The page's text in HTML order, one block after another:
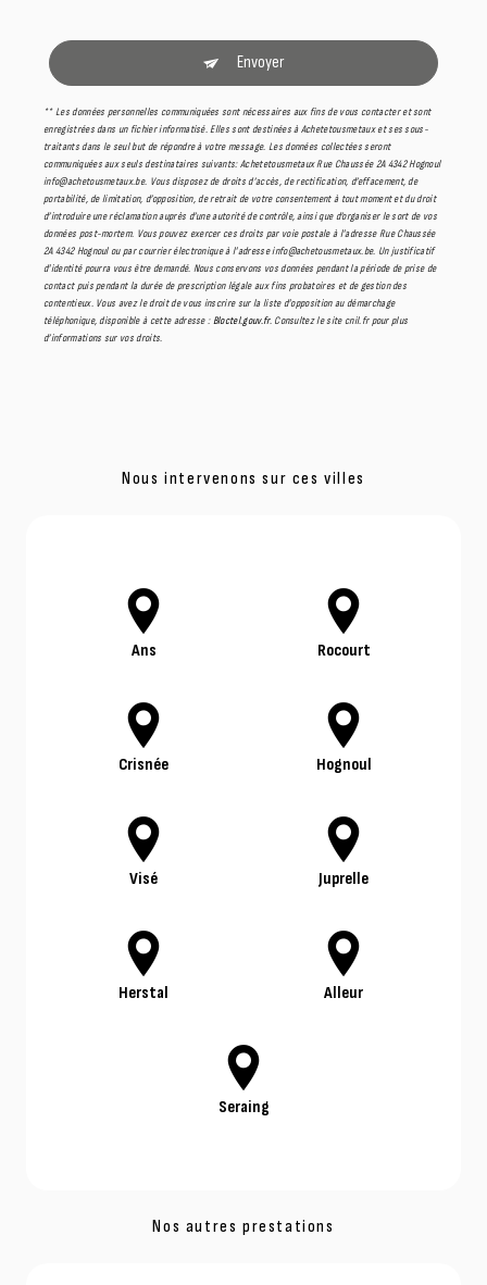
Envoyer
** Les données personnelles communiquées sont nécessaires aux fins de vous contacter et sont
enregistrées dans un fichier informatisé. Elles sont destinées à Achetetousmetaux et ses sous-
traitants dans le seul but de répondre à votre message. Les données collectées seront
communiquées aux seuls destinataires suivants: Achetetousmetaux Rue Chaussée 2A 4342 Hognoul
info@achetousmetaux.be. Vous disposez de droits d’accès, de rectification, d’effacement, de
portabilité, de limitation, d’opposition, de retrait de votre consentement à tout moment et du droit
d’introduire une réclamation auprès d’une autorité de contrôle, ainsi que d’organiser le sort de vos
données post-mortem. Vous pouvez exercer ces droits par voie postale à l'adresse Rue Chaussée
2A 4342 Hognoul ou par courrier électronique à l'adresse info@achetousmetaux.be. Un justificatif
d'identité pourra vous être demandé. Nous conservons vos données pendant la période de prise de
contact puis pendant la durée de prescription légale aux fins probatoires et de gestion des
contentieux. Vous avez le droit de vous inscrire sur la liste d'opposition au démarchage
téléphonique, disponible à cette adresse :Bloctel.gouv.fr. Consultez le site cnil.fr pour plus
d’informations sur vos droits.
Nous intervenons sur ces villes
Ans Rocourt
Crisnée Hognoul
Visé Juprelle
Herstal Alleur
Seraing
Nos autres prestations